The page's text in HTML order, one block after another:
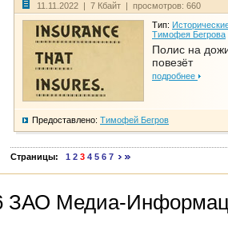
11.11.2022 | 7 Кбайт | просмотров: 660
Тип:
Тимофея Бегрова
Полис на
повезёт
подробнее
Предоставлено: Тимофей Бегров
Страницы: 1 2 3 4 5 6 7
ЗАО Медиа-